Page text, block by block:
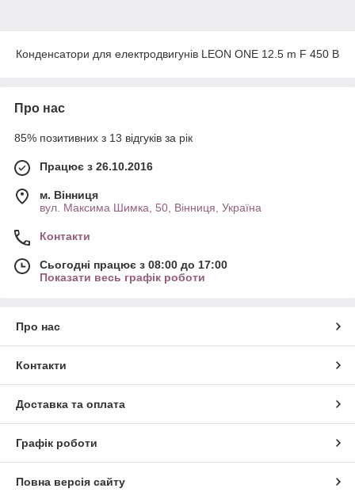
Конденсатори для електродвигунів LEON ONE 12.5 m F 450 B
Про нас
85% позитивних з 13 відгуків за рік
Працює з 26.10.2016
м. Вінниця
вул. Максима Шимка, 50, Вінниця, Україна
Контакти
Сьогодні працює з 08:00 до 17:00
Показати весь графік роботи
Про нас
Контакти
Доставка та оплата
Графік роботи
Повна версія сайту